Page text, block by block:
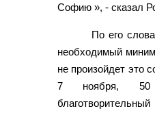
Софию », - сказал
По его
необходимый
не произойдет это
7 ноября, 50